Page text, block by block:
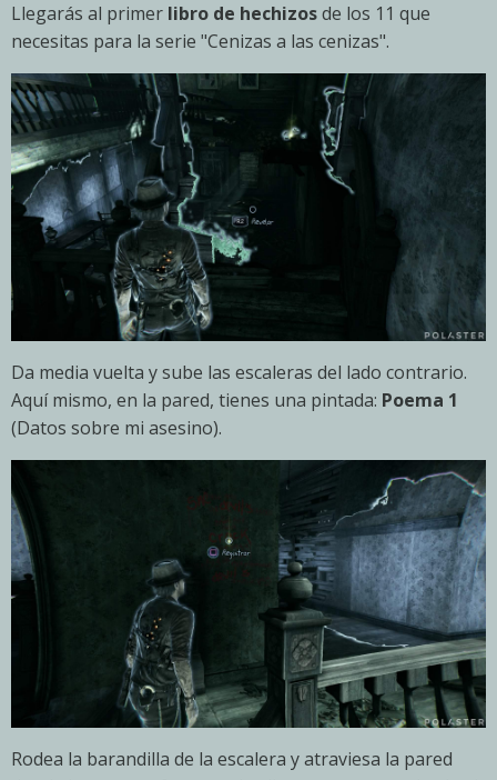
Llegarás al primer libro de hechizosde los 11 que
necesitas para la serie "Cenizas a las cenizas".
Da media vuelta y sube las escaleras del lado contrario.
Aquí mismo, en la pared, tienes una pintada: Poema 1
(Datos sobre mi asesino).
Rodea la barandilla de la escalera y atraviesa la pared